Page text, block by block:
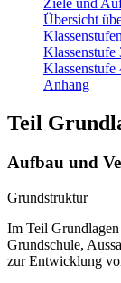
Übersicht
Klassenstufe
Klassenstufe
Anhang
Teil
Aufbau und
Grundstruktur
Im Teil
Grundschule,
zur Entwicklung